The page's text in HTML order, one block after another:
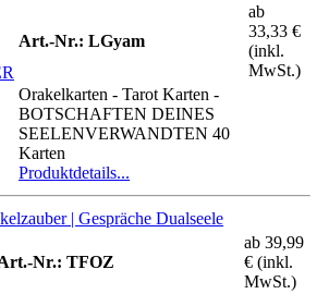
Art.-Nr.: LGyam
ab
33,33 €
(inkl.
MwSt.)
Orakelkarten - Tarot Karten -
BOTSCHAFTEN DEINES
SEELENVERWANDTEN 40
Karten
Produktdetails...
| Gespräche Dualseele
Nr.: TFOZ
ab 39,99
€ (inkl.
MwSt.)